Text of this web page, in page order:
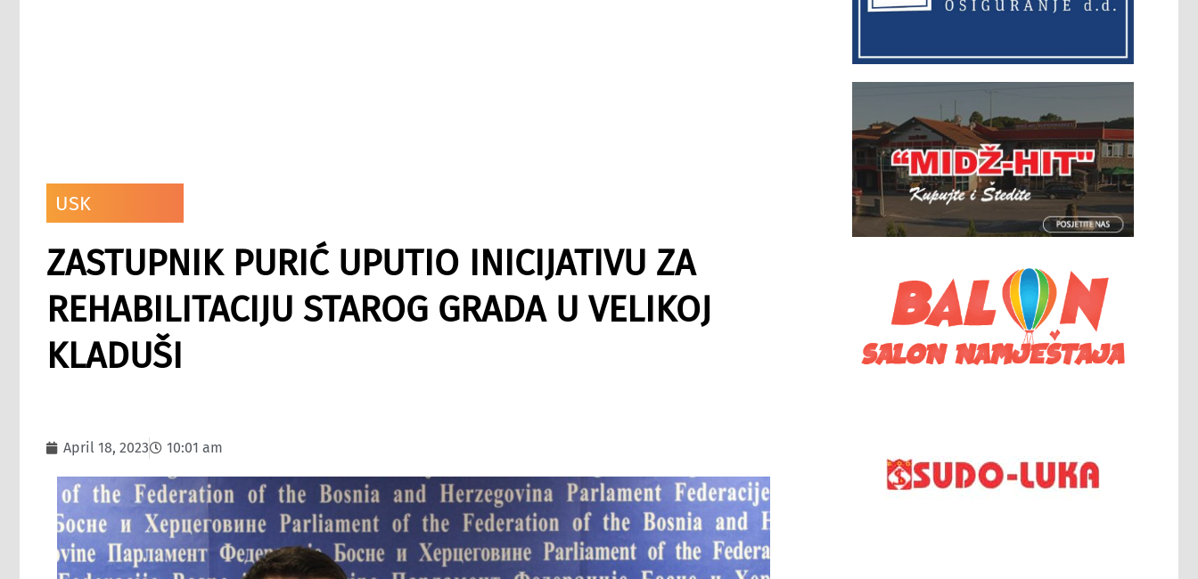
USK
ZASTUPNIK PURIĆ UPUTIO INICIJATIVU ZA
REHABILITACIJU STAROG GRADA U VELIKOJ
KLADUŠI
April 18, 2023 10:01 am